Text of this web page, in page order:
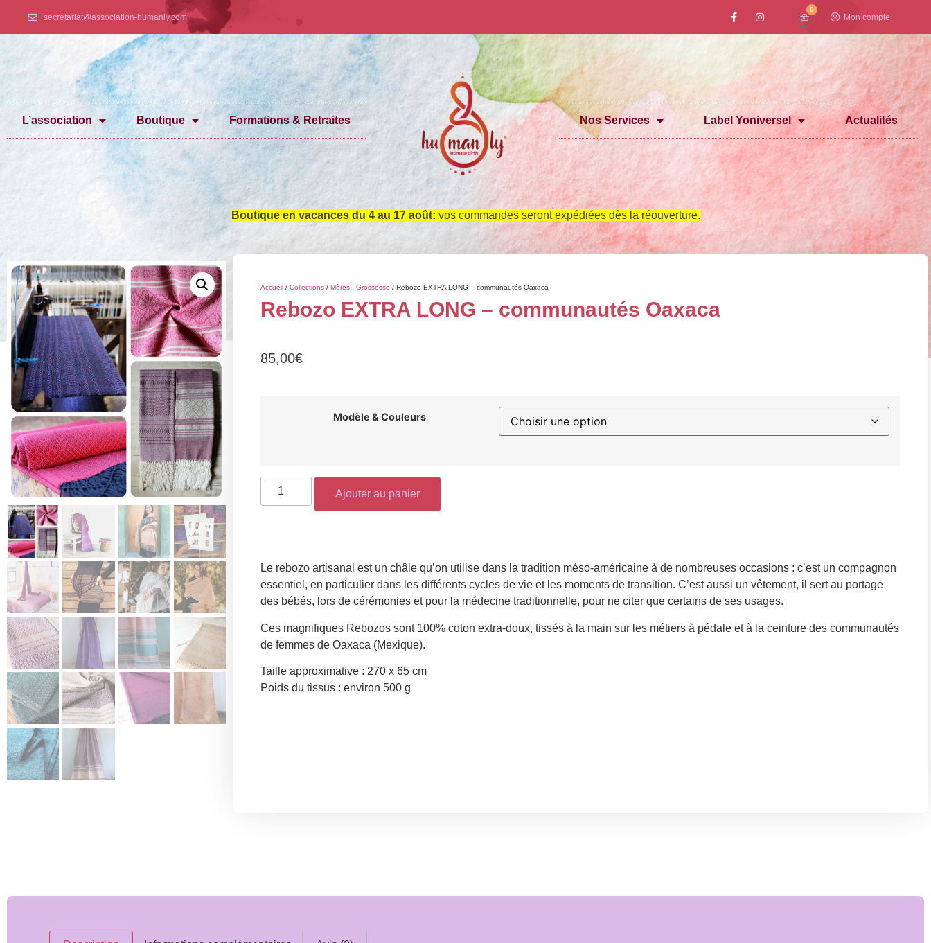
secretariat@association-humanly.com
0
Mon compte
L’association Boutique Formations & Retraites Nos Services Label Yoniversel Actualités
Boutique en vacances du 4 au 17 août: vos commandes seront expédiées dès la réouverture.
Accueil / Collections / Mères - Grossesse / Rebozo EXTRA LONG – communautés Oaxaca
Rebozo EXTRA LONG – communautés Oaxaca
85,00€
Modèle & Couleurs
Ajouter au panier
Le rebozo artisanal est un châle qu’on utilise dans la tradition méso-américaine à de nombreuses occasions : c’est un compagnon
essentiel , en particulier dans les différents cycles de vie et les moments de transition. C’est aussi un vêtement, il sert au portage
des bébés, lors de cérémonies et pour la médecine traditionnelle, pour ne citer que certains de ses usages.
Ces magnifiques Rebozos sont 100% coton extra-doux, tissés à la main sur les métiers à pédale et à la ceinture des communautés
de femmes de Oaxaca (Mexique).
Taille approximative : 270 x 65 cm
Poids du tissus : environ 500 g